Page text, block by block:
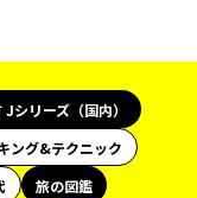
シリーズ（国内）
ング&テクニック
旅の図鑑